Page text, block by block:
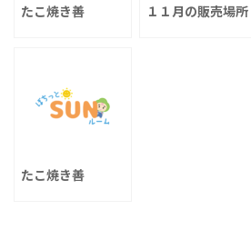
たこ焼き善 １１月の販売場所
たこ焼き善